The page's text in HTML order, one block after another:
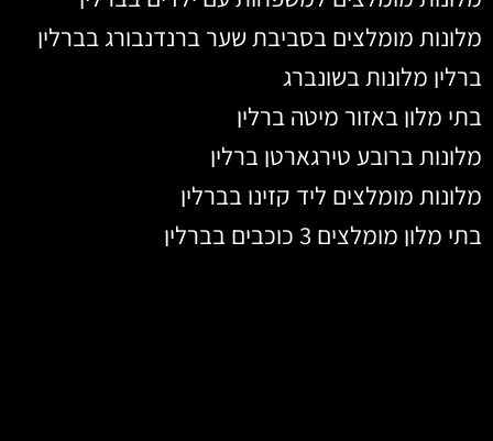
מלונות מומלצים בסביבת שער ברנדנבורג בברלין
ברלין מלונות בשונברג
בתי מלון באזור מיטה ברלין
מלונות ברובע טירגארטן ברלין
מלונות מומלצים ליד קזינו בברלין
בתי מלון מומלצים 3 כוכבים בברלין